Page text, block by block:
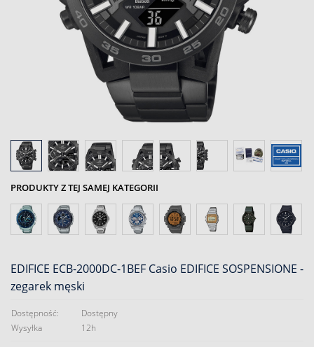
PRODUKTY Z TEJ SAMEJ KATEGORII
EDIFICE ECB-2000DC-1BEF Casio EDIFICE SOSPENSIONE -
zegarek męski
Dostępność:
Dostępny
Wysyłka
12h